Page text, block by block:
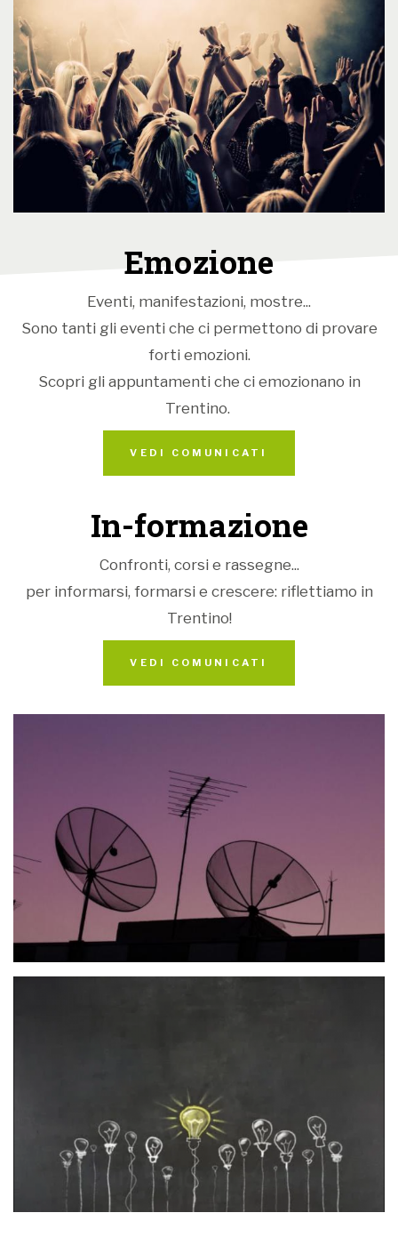
formazione: duo flauto e violoncello).
8 dicembre ore 11.30
CASTEL THUN – SALA GUARDIE (programma
“Promenade Musicale” un viaggio emozionante dal
Classicismo al Novecento, formazione: trio flauto,
oboe e violoncello).
Emozione
Eventi, manifestazioni, mostre...
Sono tanti gli eventi che ci permettono di provare
forti emozioni.
Scopri gli appuntamenti che ci emozionano in
Trentino.
VEDI COMUNICATI
In-formazione
Confronti, corsi e rassegne...
per informarsi, formarsi e crescere: riflettiamo in
Trentino!
VEDI COMUNICATI